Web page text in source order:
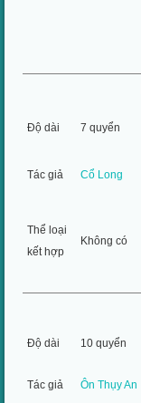
Độ dài 7 quyển
Tác giả Cổ Long
Thể loại
kết hợp
Không có
Độ dài 10 quyển
Tác giả Ôn Thụy An